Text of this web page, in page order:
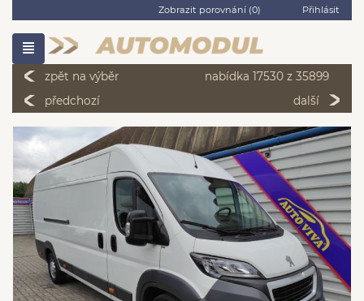
Zobrazit porovnání (0) Přihlásit
zpět na výběr
nabídka 17530 z 35899
předchozí
další